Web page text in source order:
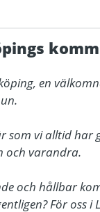
en
som vi alltid har
och varandra.
och hållbar
För oss i